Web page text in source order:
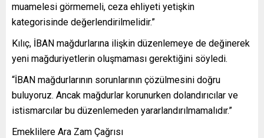
muamelesi görmemeli, ceza ehliyeti yetişkin
kategorisinde değerlendirilmelidir.”
Kılıç, İBAN mağdurlarına ilişkin düzenlemeye de değinerek
yeni mağduriyetlerin oluşmaması gerektiğini söyledi.
“İBAN mağdurlarının sorunlarının çözülmesini doğru
buluyoruz. Ancak mağdurlar korunurken dolandırıcılar ve
istismarcılar bu düzenlemeden yararlandırılmamalıdır.”
Emeklilere Ara Zam Çağrısı